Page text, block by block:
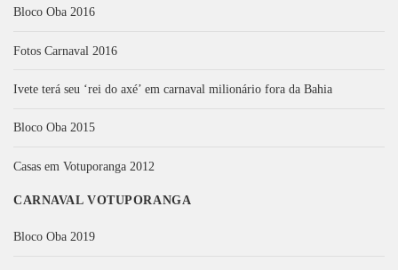
Bloco Oba 2016
Fotos Carnaval 2016
Ivete terá seu ‘rei do axé’ em carnaval milionário fora da Bahia
Bloco Oba 2015
Casas em Votuporanga 2012
CARNAVAL VOTUPORANGA
Bloco Oba 2019